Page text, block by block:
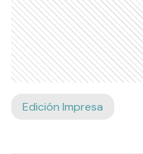
Edición Impresa